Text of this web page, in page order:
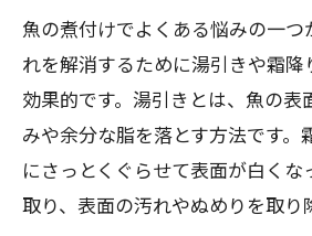
魚の煮付けでよくある悩みの一つ
れを解消するために湯引きや霜
効果的です。湯引きとは、魚の表
みや余分な脂を落とす方法です。
にさっとくぐらせて表面が白くな
取り、表面の汚れやぬめりを取り